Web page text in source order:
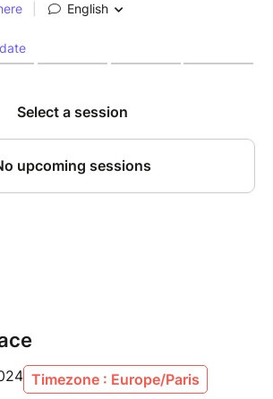
Timezone : Europe/Paris